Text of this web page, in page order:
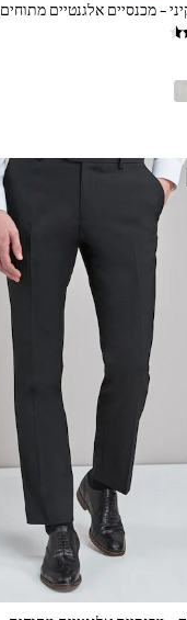
- מכנסיים אלגנטיים מתוחים